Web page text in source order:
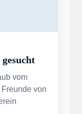
vom
von